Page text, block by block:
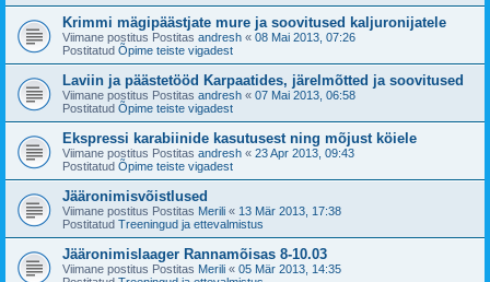
Krimmi mägipäästjate mure ja soovitused kaljuronijatele
Viimane postitus Postitas andresh « 08 Mai 2013, 07:26
Postitatud Õpime teiste vigadest
Laviin ja päästetööd Karpaatides, järelmõtted ja soovitused
Viimane postitus Postitas andresh « 07 Mai 2013, 06:58
Postitatud Õpime teiste vigadest
Ekspressi karabiinide kasutusest ning mõjust köiele
Viimane postitus Postitas andresh « 23 Apr 2013, 09:43
Postitatud Õpime teiste vigadest
Jääronimisvõistlused
Viimane postitus Postitas Merili « 13 Mär 2013, 17:38
Postitatud Treeningud ja ettevalmistus
Jääronimislaager Rannamõisas 8-10.03
Viimane postitus Postitas Merili « 05 Mär 2013, 14:35